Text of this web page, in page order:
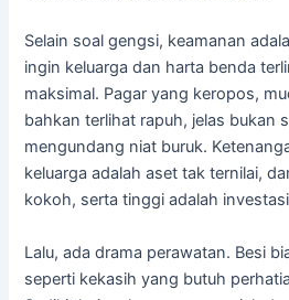
Selain soal gengsi, keamanan
ingin keluarga dan harta benda
maksimal. Pagar yang keropos,
bahkan terlihat rapuh, jelas bukan
mengundang niat buruk.
keluarga adalah aset tak ternilai,
kokoh, serta tinggi adalah
Lalu, ada drama perawatan. Besi
seperti kekasih yang butuh